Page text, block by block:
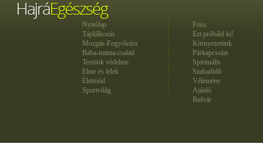
Nyitólap
Táplálkozás
Mozgás-Fogyókúra
Baba-mama-család
Testünk védelme
Elme és lélek
Életmód
Sportvilág
Friss
Ezt próbáld ki!
Környezetünk
Párkapcsolat
Spirituális
Szabadidő
Vélemény
Ajánló
Bulvár